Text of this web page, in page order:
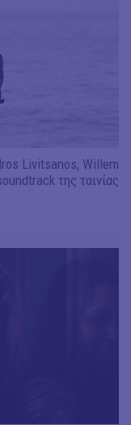
Livitsanos, Willem
της ταινίας